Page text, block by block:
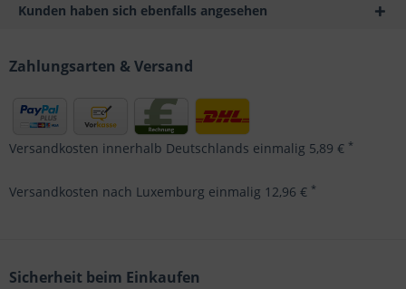
Kunden haben sich ebenfalls angesehen
Zahlungsarten & Versand
Versandkosten innerhalb Deutschlands einmalig 5,89 € *
Versandkosten nach Luxemburg einmalig 12,96 € *
Sicherheit beim Einkaufen